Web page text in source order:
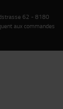
62 - 8180
aux commandes